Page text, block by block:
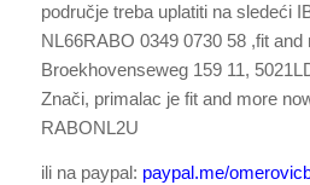
područje treba uplatiti na sledeći
NL66RABO 0349 0730 58 ,fit and
Broekhovenseweg 159 11,
Znači, primalac je fit and more
RABONL2U
ili na paypal: paypal.me/